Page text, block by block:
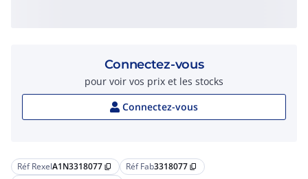
Réf RexelA1N3318077 content_copy Réf Fab3318077 content_copy
Connectez-vous
pour voir vos prix et les stocks
Connectez-vous